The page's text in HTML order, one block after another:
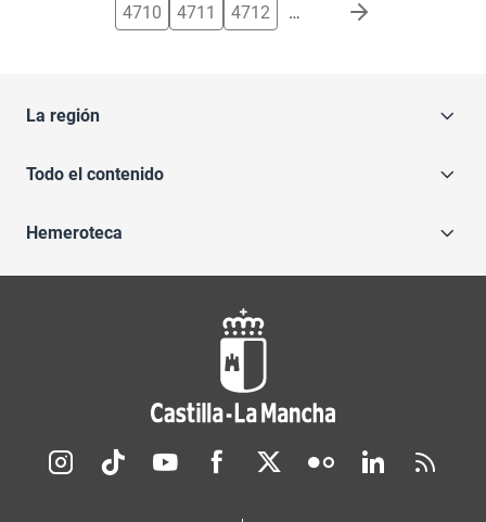
4710
4711 4712 …
La región
Todo el contenido
Hemeroteca
Redes sociales JCCM